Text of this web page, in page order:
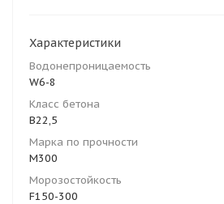
Характеристики
Водонепроницаемость
W6-8
Класс бетона
В22,5
Марка по прочности
М300
Морозостойкость
F150-300